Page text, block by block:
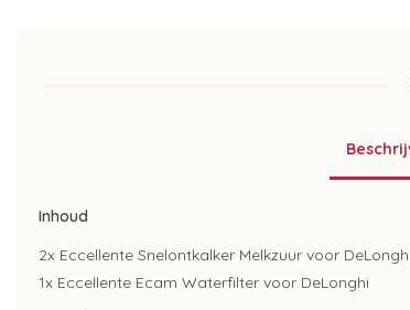
Inhoud
2x Eccellente Snelontkalker Melkzuur voor DeLonghi
1x Eccellente Ecam Waterfilter voor DeLonghi